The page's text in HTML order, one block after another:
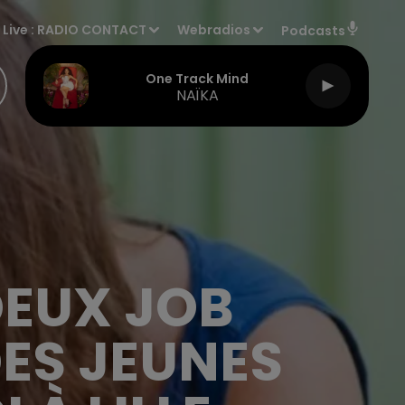
Live : RADIO CONTACT Webradios Podcasts
One Track Mind
NAÏKA
JOB
JEUNES